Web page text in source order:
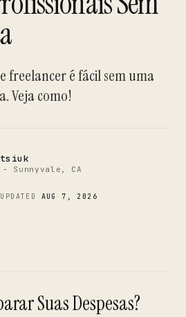
freelancer é fácil sem uma
Veja como!
Sunnyvale, CA
UPDATED AUG 7, 2026
Suas Despesas?